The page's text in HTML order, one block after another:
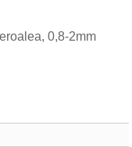
0,8-2mm